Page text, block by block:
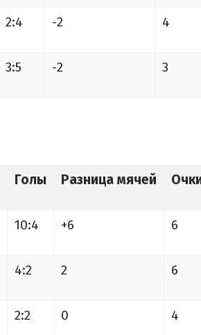
2:4 -2 4
3:5 -2 3
Голы Разница мячей
10:4 +6 6
4:2 2 6
2:2 0 4